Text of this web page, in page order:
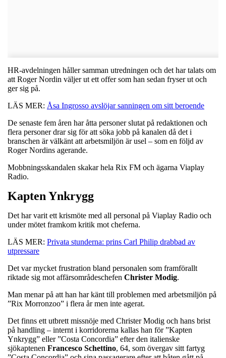
HR-avdelningen håller samman utredningen och det har talats om
att Roger Nordin väljer ut ett offer som han sedan fryser ut och
ger sig på.
LÄS MER: Åsa Ingrosso avslöjar sanningen om sitt beroende
De senaste fem åren har åtta personer slutat på redaktionen och
flera personer drar sig för att söka jobb på kanalen då det i
branschen är välkänt att arbetsmiljön är usel – som en följd av
Roger Nordins agerande.
Mobbningsskandalen skakar hela Rix FM och ägarna Viaplay
Radio.
Kapten Ynkrygg
Det har varit ett krismöte med all personal på Viaplay Radio och
under mötet framkom kritik mot cheferna.
LÄS MER: Privata stunderna: prins Carl Philip drabbad av
utpressare
Det var mycket frustration bland personalen som framförallt
riktade sig mot affärsområdeschefen Christer Modig.
Man menar på att han har känt till problemen med arbetsmiljön på
”Rix Morronzoo” i flera år men inte agerat.
Det finns ett utbrett missnöje med Christer Modig och hans brist
på handling – internt i korridorerna kallas han för ”Kapten
Ynkrygg” eller ”Costa Concordia” efter den italienske
sjökaptenen Francesco Schettino, 64, som övergav sitt fartyg